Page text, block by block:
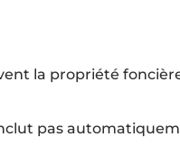
la propriété
pas